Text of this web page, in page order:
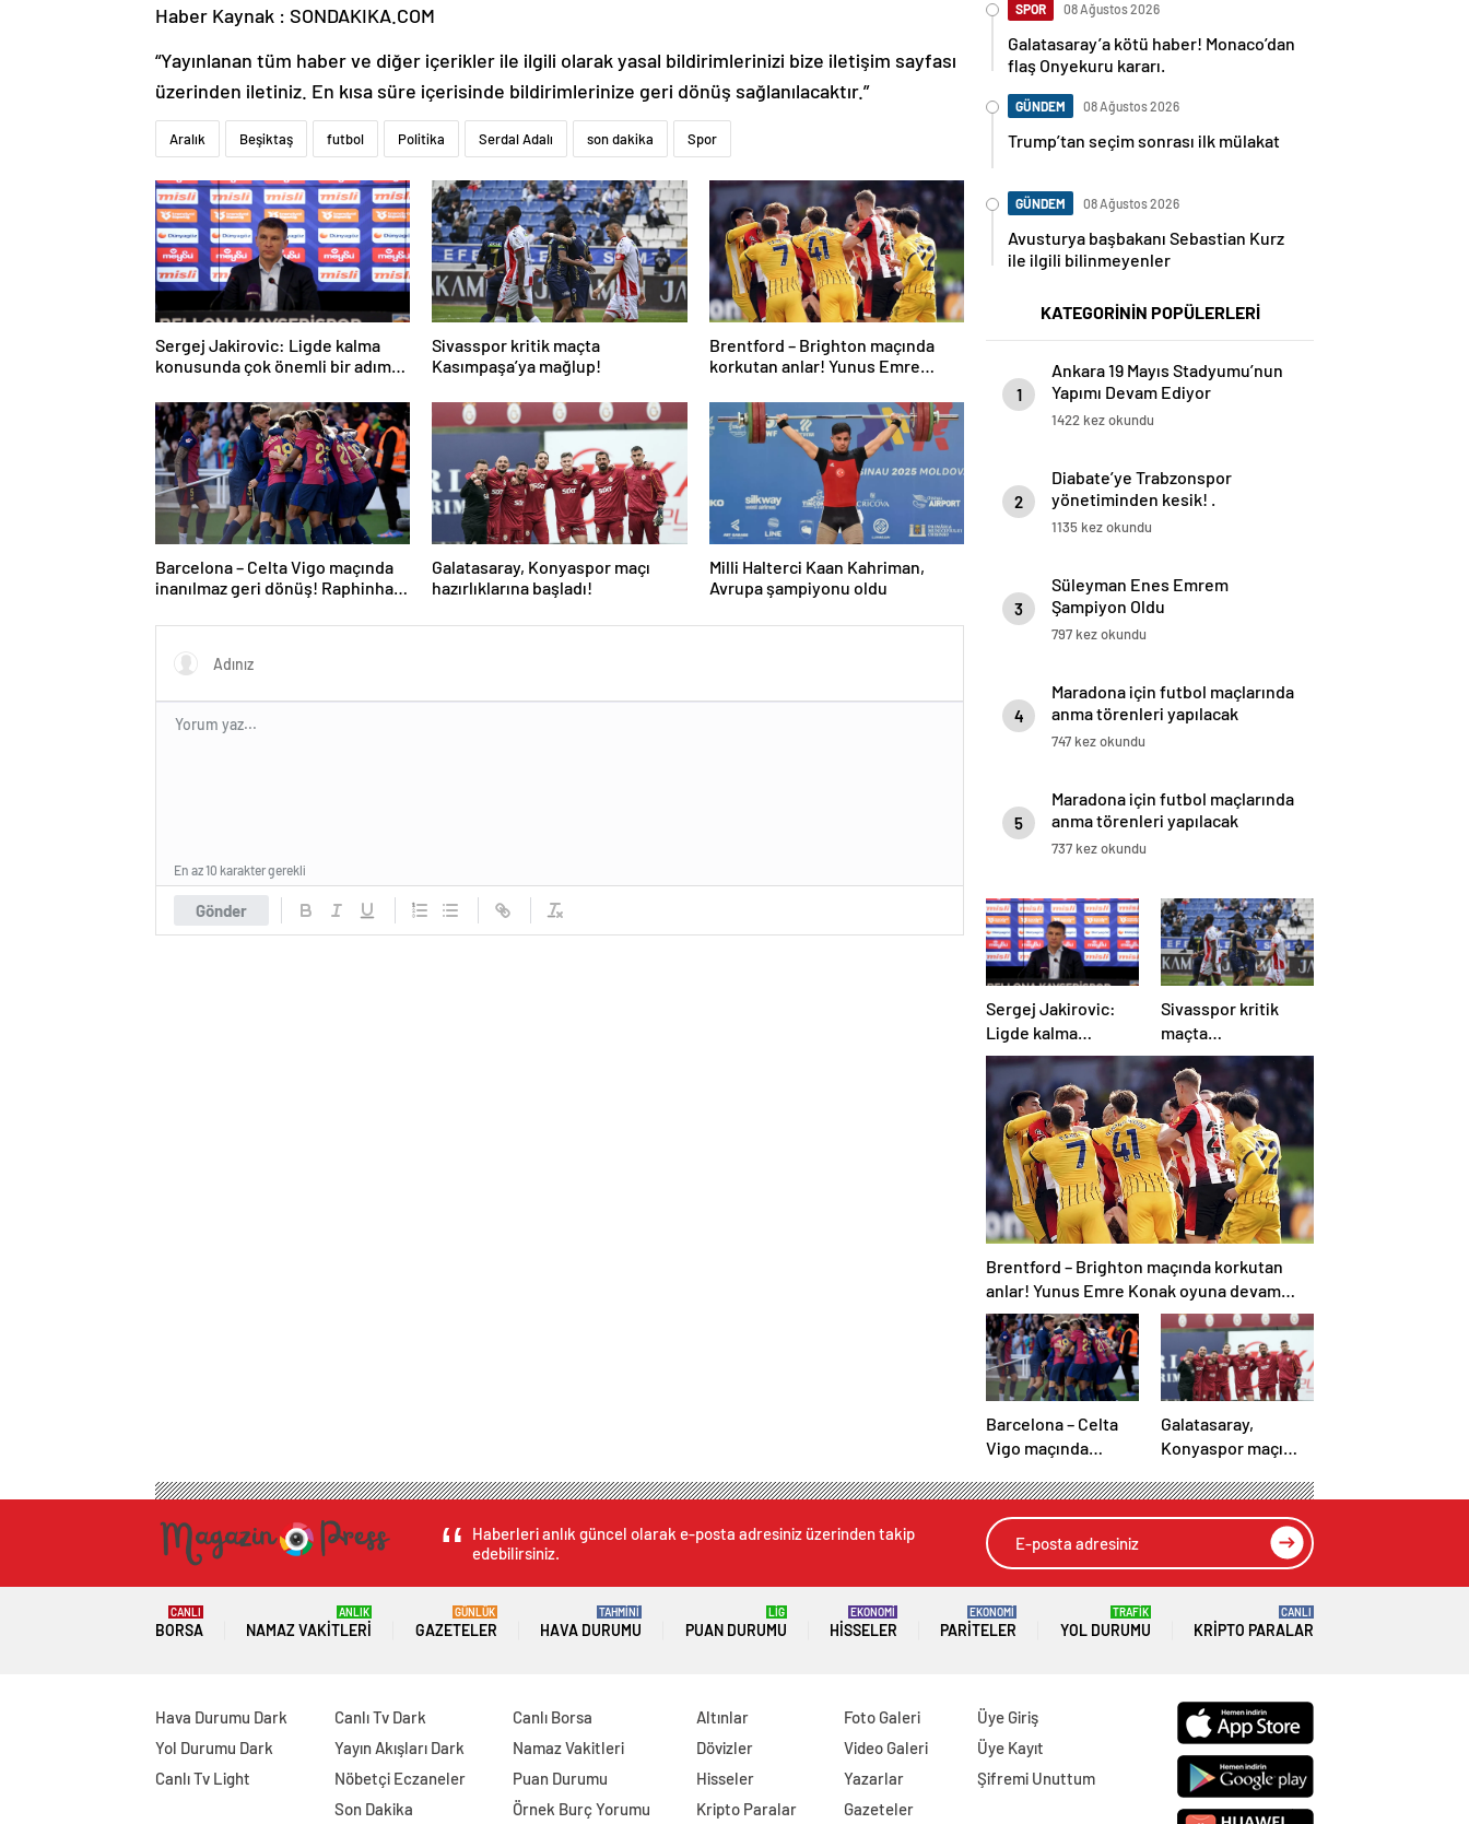
Haber Kaynak : SONDAKIKA.COM
“Yayınlanan tüm haber ve diğer içerikler ile ilgili olarak yasal bildirimlerinizi bize iletişim sayfası
üzerinden iletiniz. En kısa süre içerisinde bildirimlerinize geri dönüş sağlanılacaktır.”
Aralık Beşiktaş futbol Politika Serdal Adalı son dakika Spor
Sergej Jakirovic: Ligde kalma
konusunda çok önemli bir adım
Sivasspor kritik maçta
Kasımpaşa’ya mağlup!
Brentford – Brighton maçında
korkutan anlar! Yunus Emre
Barcelona – Celta Vigo maçında
inanılmaz geri dönüş! Raphinha
Galatasaray, Konyaspor maçı
hazırlıklarına başladı!
Milli Halterci Kaan Kahriman,
Avrupa şampiyonu oldu
Gönder
En az 10 karakter gerekli
SPOR 08 Ağustos 2026
Galatasaray’a kötü haber! Monaco’dan
flaş Onyekuru kararı.
GÜNDEM 08 Ağustos 2026
Trump’tan seçim sonrası ilk mülakat
GÜNDEM 08 Ağustos 2026
Avusturya başbakanı Sebastian Kurz
ile ilgili bilinmeyenler
KATEGORİNİN POPÜLERLERİ
1
Ankara 19 Mayıs Stadyumu’nun
Yapımı Devam Ediyor
1422 kez okundu
2
Diabate’ye Trabzonspor
yönetiminden kesik! .
1135 kez okundu
3
Süleyman Enes Emrem
Şampiyon Oldu
797 kez okundu
4
Maradona için futbol maçlarında
anma törenleri yapılacak
747 kez okundu
5
Maradona için futbol maçlarında
anma törenleri yapılacak
737 kez okundu
Sergej Jakirovic:
Ligde kalma
konusunda çok
önemli bir adım
attık
Sivasspor kritik
maçta
Kasımpaşa’ya
mağlup!
Brentford – Brighton maçında korkutan
anlar! Yunus Emre Konak oyuna devam
edemedi…
Barcelona – Celta
Vigo maçında
dönüş! Raphinha
maça damga vurdu
Galatasaray,
Konyaspor maçı
başladı!
Haberleri anlık güncel olarak e-posta adresiniz üzerinden takip
edebilirsiniz.
BORSA
CANLI
NAMAZ VAKITLERI
ANLIK
GAZETELER
GÜNLÜK
HAVA DURUMU
TAHMİNİ
PUAN DURUMU
LİG
HISSELER
EKONOMİ
PARITELER
EKONOMİ
YOL DURUMU
TRAFİK
KRIPTO PARALAR
CANLI
Hava Durumu Dark
Yol Durumu Dark
Canlı Tv Light
Canlı Tv Dark
Yayın Akışları Dark
Nöbetçi Eczaneler
Son Dakika
Canlı Borsa
Namaz Vakitleri
Puan Durumu
Örnek Burç Yorumu
Altınlar
Dövizler
Hisseler
Kripto Paralar
Foto Galeri
Video Galeri
Yazarlar
Gazeteler
Üye Giriş
Üye Kayıt
Şifremi Unuttum